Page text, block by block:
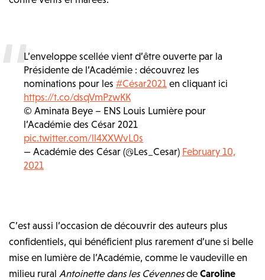
L’enveloppe scellée vient d’être ouverte par la
Présidente de l’Académie : découvrez les
nominations pour les#César2021 en cliquant ici
https://t.co/dsqVmPzwKK
© Aminata Beye – ENS Louis Lumière pour
l’Académie des César 2021
pic.twitter.com/ll4XXWvL0s
— Académie des César (@Les_Cesar) February 10,
2021
C’est aussi l’occasion de découvrir des auteurs plus
confidentiels, qui bénéficient plus rarement d’une si belle
mise en lumière de l’Académie, comme le vaudeville en
milieu rural Antoinette dans les CévennesdeCaroline